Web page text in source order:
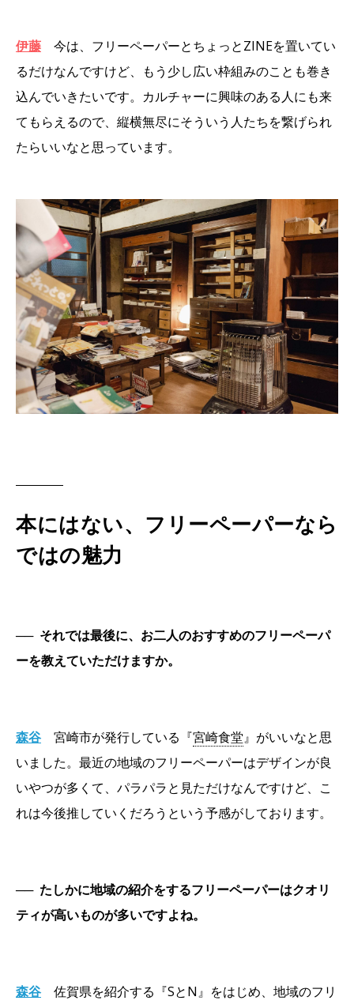
伊藤
今は、フリーペーパーとちょっとZINEを置いてい
るだけなんですけど、もう少し広い枠組みのことも巻き
込んでいきたいです。カルチャーに興味のある人にも来
てもらえるので、縦横無尽にそういう人たちを繋げられ
たらいいなと思っています。
本にはない、フリーペーパーなら
ではの魅力
── それでは最後に、お二人のおすすめのフリーペーパ
ーを教えていただけますか。
森谷 宮崎市が発行している『宮崎食堂』がいいなと思
いました。最近の地域のフリーペーパーはデザインが良
いやつが多くて、パラパラと見ただけなんですけど、こ
れは今後推していくだろうという予感がしております。
── たしかに地域の紹介をするフリーペーパーはクオリ
ティが高いものが多いですよね。
森谷
佐賀県を紹介する『SとN』をはじめ、地域のフリ